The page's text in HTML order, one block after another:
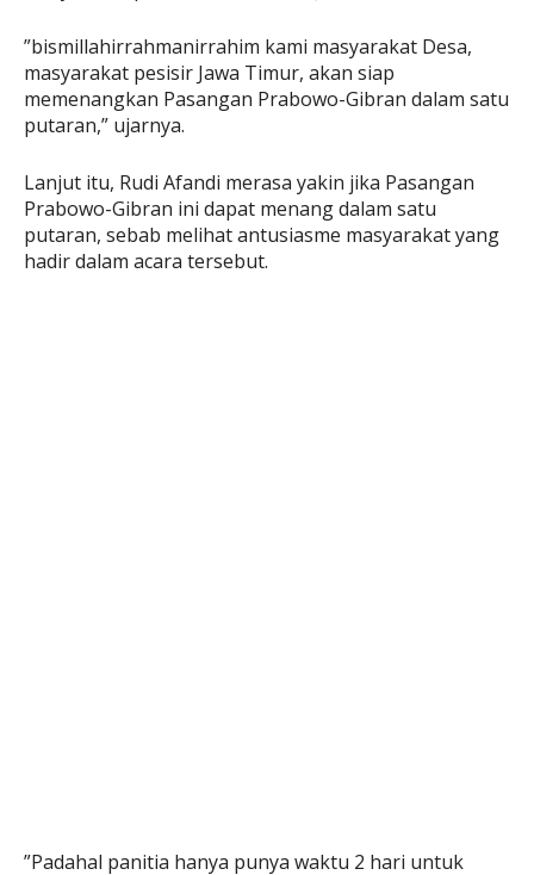
”bismillahirrahmanirrahim kami masyarakat Desa,
masyarakat pesisir Jawa Timur, akan siap
memenangkan Pasangan Prabowo-Gibran dalam satu
putaran,” ujarnya.
Lanjut itu, Rudi Afandi merasa yakin jika Pasangan
Prabowo-Gibran ini dapat menang dalam satu
putaran, sebab melihat antusiasme masyarakat yang
hadir dalam acara tersebut.
”Padahal panitia hanya punya waktu 2 hari untuk